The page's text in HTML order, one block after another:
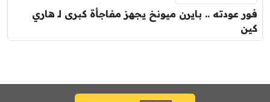
فور عودته .. بايرن ميونخ يجهز مفاجأة كبرى لـ هاري
كين